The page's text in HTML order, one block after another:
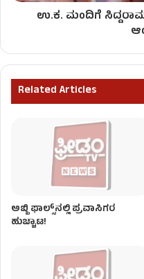
ಉ.ಕ. ಮಂದಿಗೆ
Related Articles
ಅಬ್ಬಿ ಫಾಲ್ಸ್​ನಲ್ಲಿ ಪ್ರವಾಸಿಗರ
ಹುಚ್ಚಾಟ!